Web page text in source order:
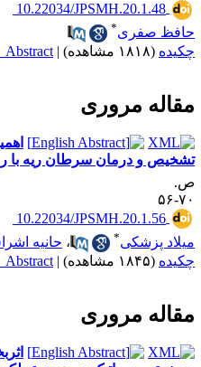
‎ 10.22034/JPSMH.20.1.48
صفری
(۱۸۱۸ مشاهده) |
Abstract |
مروری
و درمان سرطان ریه با
۵۶
‎ 10.22034/JPSMH.20.1.56
پزشکی
،حانیه
(۱۸۴۵ مشاهده) |
Abstract |
مروری